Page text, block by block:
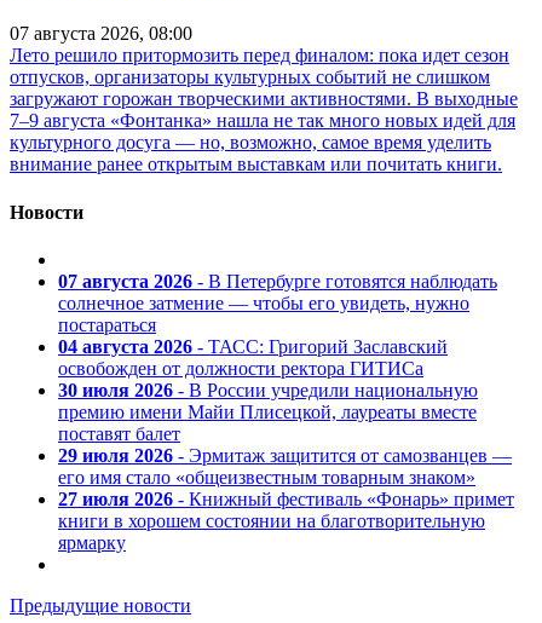
07 августа 2026, 08:00
Лето решило притормозить перед финалом: пока идет сезон
отпусков, организаторы культурных событий не слишком
загружают горожан творческими активностями. В выходные
7–9 августа «Фонтанка» нашла не так много новых идей для
культурного досуга — но, возможно, самое время уделить
внимание ранее открытым выставкам или почитать книги.
Новости
07 августа 2026 - В Петербурге готовятся наблюдать
солнечное затмение — чтобы его увидеть, нужно
постараться
04 августа 2026 - ТАСС: Григорий Заславский
освобожден от должности ректора ГИТИСа
30 июля 2026 - В России учредили национальную
премию имени Майи Плисецкой, лауреаты вместе
поставят балет
29 июля 2026 - Эрмитаж защитится от самозванцев —
его имя стало «общеизвестным товарным знаком»
27 июля 2026 - Книжный фестиваль «Фонарь» примет
книги в хорошем состоянии на благотворительную
ярмарку
Предыдущие новости